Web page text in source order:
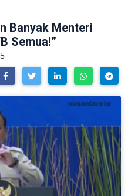
Banyak Menteri
Semua!”